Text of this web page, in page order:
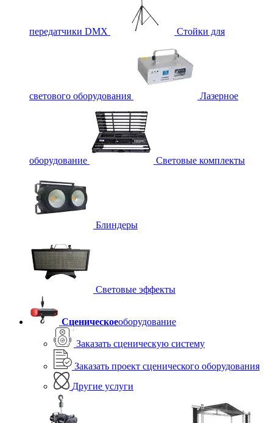
передатчики DMX Стойки для
светового оборудования Лазерное
оборудование Световые комплекты
Блиндеры
Световые эффекты
Сценическоеоборудование
Заказать сценическую систему
Заказать проект сценического оборудования
Другие услуги